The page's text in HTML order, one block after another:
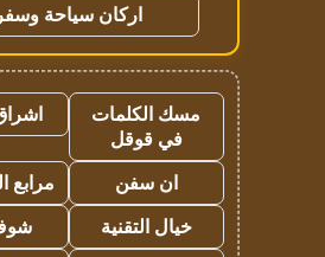
اركان سياحة وسفر
مسك الكلمات
في قوقل
ان سفن
مرابع
خيال التقنية